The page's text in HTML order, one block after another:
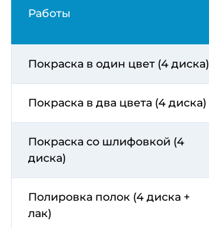
Работы
Покраска в один цвет (4 диска)
Покраска в два цвета (4 диска)
Покраска со шлифовкой (4
диска)
Полировка полок (4 диска +
лак)